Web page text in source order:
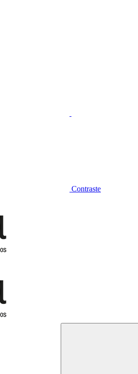
Contraste